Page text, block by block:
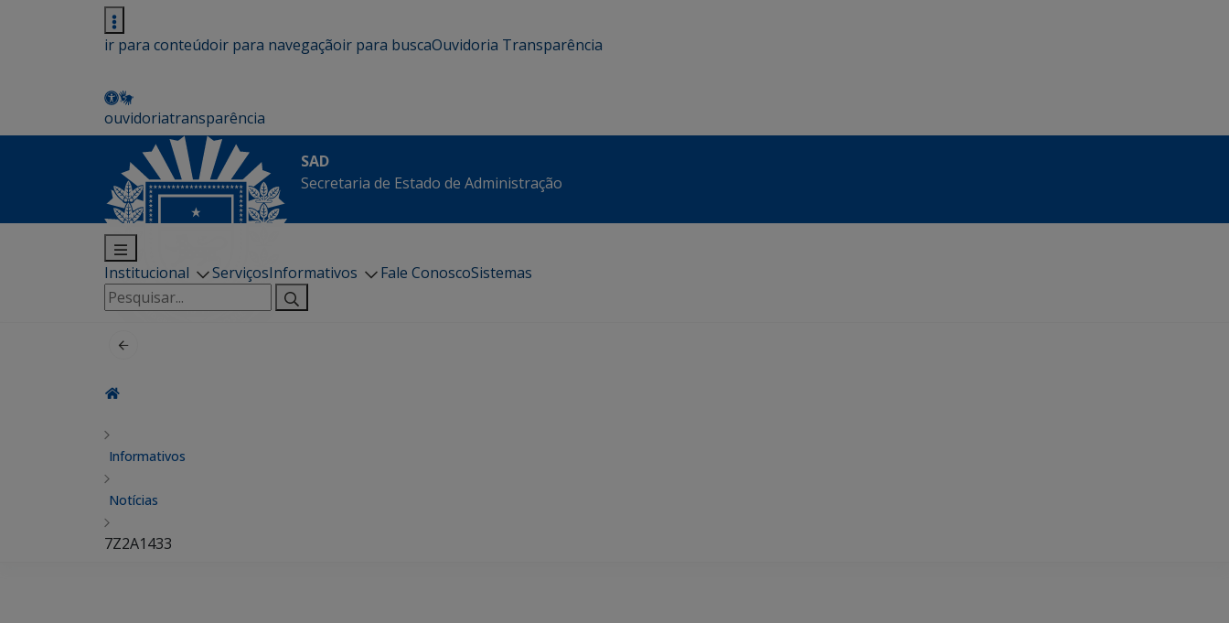
ir para conteúdoir para navegaçãoir para buscaOuvidoria Transparência
ouvidoriatransparência
SAD
Secretaria de Estado de Administração
Institucional ServiçosInformativos Fale ConoscoSistemas
Pesquisar
por:
Informativos
Notícias
7Z2A1433